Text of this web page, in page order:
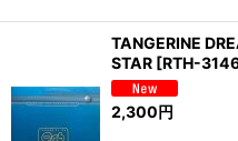
TANGERINE
STAR [RTH-
2,300円